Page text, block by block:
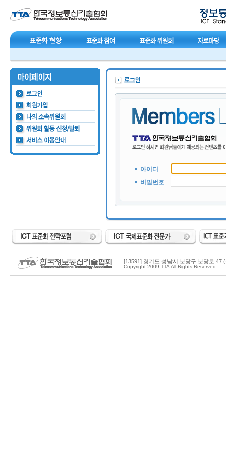
아이디
비밀번호
[13591] 경기도 성남시 분당구 분당로 47
Copyright 2009 TTA All Rights Reserved.